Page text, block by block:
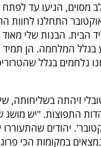
מסוים, הגיעו עד
התחלנו לחוות
הבית. הבנות שלי
בגלל המלחמה. הן
נלחמים בגלל
זיהתה בשליחותה,
התפוצות. "יש מושג
יהודים שהתעוררו
במקומות הכי